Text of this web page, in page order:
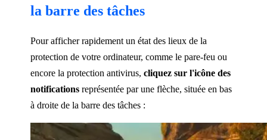
la barre des tâches
Pour afficher rapidement un état des lieux de la
protection de votre ordinateur, comme le pare-feu ou
encore la protection antivirus,cliquez sur l'icône des
notifications représentée par une flèche, située en bas
à droite de la barre des tâches :